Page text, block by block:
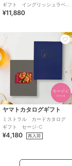
ギフト イングリッシュラベ
ンダー-C
¥11,880
ヤマトカタログギフト
ミストラル カードカタログ
ギフト セージ-C
¥4,180 再入荷